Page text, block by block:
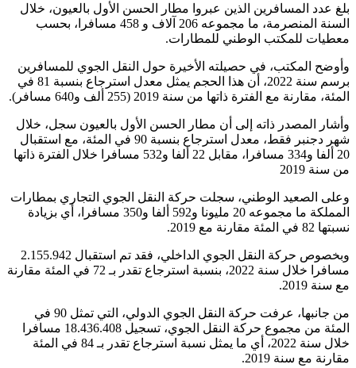
بلغ عدد المسافرين الذين عبروا مطار الحسن الأول بالعيون، خلال
السنة المنصرمة، ما مجموعه 206 آلاف و 458 مسافرا، بحسب
معطيات للمكتب الوطني للمطارات.
وأوضح المكتب، في حصيلته الأخيرة حول النقل الجوي للمسافرين
برسم سنة 2022، أن هذا الحجم يمثل معدل استرجاع بنسبة 81 في
المئة، مقارنة مع الفترة ذاتها من سنة 2019 (255 ألف و640 مسافر).
وأشار المصدر ذاته إلى أن مطار الحسن الأول بالعيون سجل، خلال
شهر دجنبر فقط، معدل استرجاع بنسبة 90 في المئة، مع استقبال
20 ألفا و334 مسافرا، مقابل 22 ألفا و532 مسافرا خلال الفترة ذاتها
من سنة 2019
وعلى الصعيد الوطني، سجلت حركة النقل الجوي التجاري بمطارات
المملكة ما مجموعه 20 مليونا و592 ألفا و350 مسافرا، أي بزيادة
نسبتها 82 في المئة مقارنة مع 2019.
وبخصوص حركة النقل الجوي الداخلي، فقد تم استقبال 2.155.942
مسافرا خلال سنة 2022، بنسبة استرجاع تقدر بـ 72 في المئة مقارنة
مع سنة 2019.
من جانبها، عرفت حركة النقل الجوي الدولي، التي تمثل 90 في
المئة من مجموع حركة النقل الجوي، تسجيل 18.436.408 مسافرا
خلال سنة 2022، أي ما يمثل نسبة استرجاع تقدر بـ 84 في المئة
مقارنة مع سنة 2019.